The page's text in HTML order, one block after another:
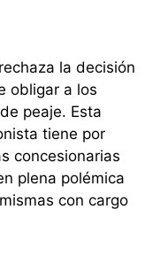
la decisión
obligar a los
peaje. Esta
tiene por
concesionarias
plena polémica
con cargo